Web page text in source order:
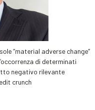
“material adverse change”
di determinati
negativo rilevante
crunch